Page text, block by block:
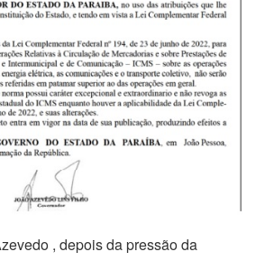
, depois da pressão da